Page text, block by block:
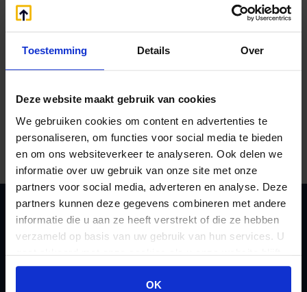
Toestemming Details Over
Deze website maakt gebruik van cookies
We gebruiken cookies om content en advertenties te
personaliseren, om functies voor social media te bieden
en om ons websiteverkeer te analyseren. Ook delen we
informatie over uw gebruik van onze site met onze
partners voor social media, adverteren en analyse. Deze
partners kunnen deze gegevens combineren met andere
informatie die u aan ze heeft verstrekt of die ze hebben
verzameld op basis van uw gebruik van hun services. U
gaat akkoord met onze cookies als u onze website blijft
gebruiken.
OK
en met het tweede kwartaal van 2022.
Voor de amateursport gelden de eerdere
vaste lasten en de huurkosten tot en met januari
2022. Gemeenten krijgen de mogelijkheid om
ijsbanen en zwembaden te ondersteunen.
Zoeken